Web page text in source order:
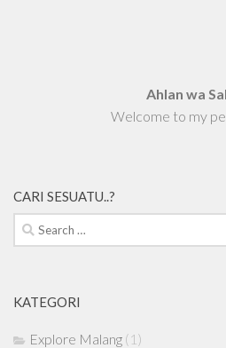
Ahlan wa
Welcome to my
CARI SESUATU..?
Search
for:
KATEGORI
Explore Malang (1)